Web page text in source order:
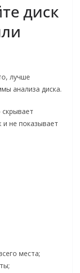
диск
лучше
анализа диска.
не показывает
места;